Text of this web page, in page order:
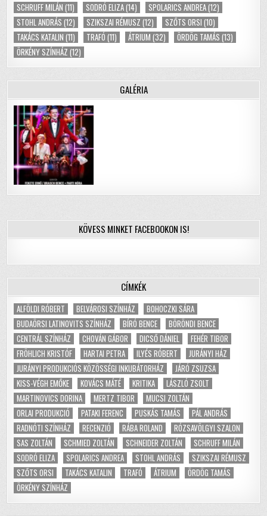
SCHRUFF MILÁN (11) SODRÓ ELIZA(14) SPOLARICS ANDREA(12)
STOHL ANDRÁS (12) SZIKSZAI RÉMUSZ (12) SZŐTS ORSI (10)
TAKÁCS KATALIN (11) TRAFÓ (11) ÁTRIUM (32) ÖRDÖG TAMÁS (13)
ÖRKÉNY SZÍNHÁZ (12)
GALÉRIA
KÖVESS MINKET FACEBOOKON IS!
CÍMKÉK
ALFÖLDI RÓBERT BELVÁROSI SZÍNHÁZ
BOHOCZKI SÁRA
BUDAÖRSI LATINOVITS SZÍNHÁZ
BÍRÓ BENCE
BÖRÖNDI BENCE
CENTRÁL SZÍNHÁZ
CHOVÁN GÁBOR DICSŐ DÁNIEL
FEHÉR TIBOR
FRÖHLICH KRISTÓF
HARTAI PETRA ILYÉS RÓBERT
JURÁNYI HÁZ
JURÁNYI PRODUKCIÓS KÖZÖSSÉGI INKUBÁTORHÁZ
JÁRÓ ZSUZSA
KISS-VÉGH EMŐKE
KOVÁCS MÁTÉ KRITIKA
LÁSZLÓ ZSOLT
MARTINOVICS DORINA
MERTZ TIBOR
MUCSI ZOLTÁN
ORLAI PRODUKCIÓ
PATAKI FERENC PUSKÁS TAMÁS
PÁL ANDRÁS
RADNÓTI SZÍNHÁZ
RECENZIÓ RÁBA ROLAND
RÓZSAVÖLGYI SZALON
SAS ZOLTÁN
SCHMIED ZOLTÁN SCHNEIDER ZOLTÁN
SCHRUFF MILÁN
SODRÓ ELIZA
SPOLARICS ANDREA STOHL ANDRÁS
SZIKSZAI RÉMUSZ
SZŐTS ORSI
TAKÁCS KATALIN TRAFÓ ÁTRIUM
ÖRDÖG TAMÁS
ÖRKÉNY SZÍNHÁZ